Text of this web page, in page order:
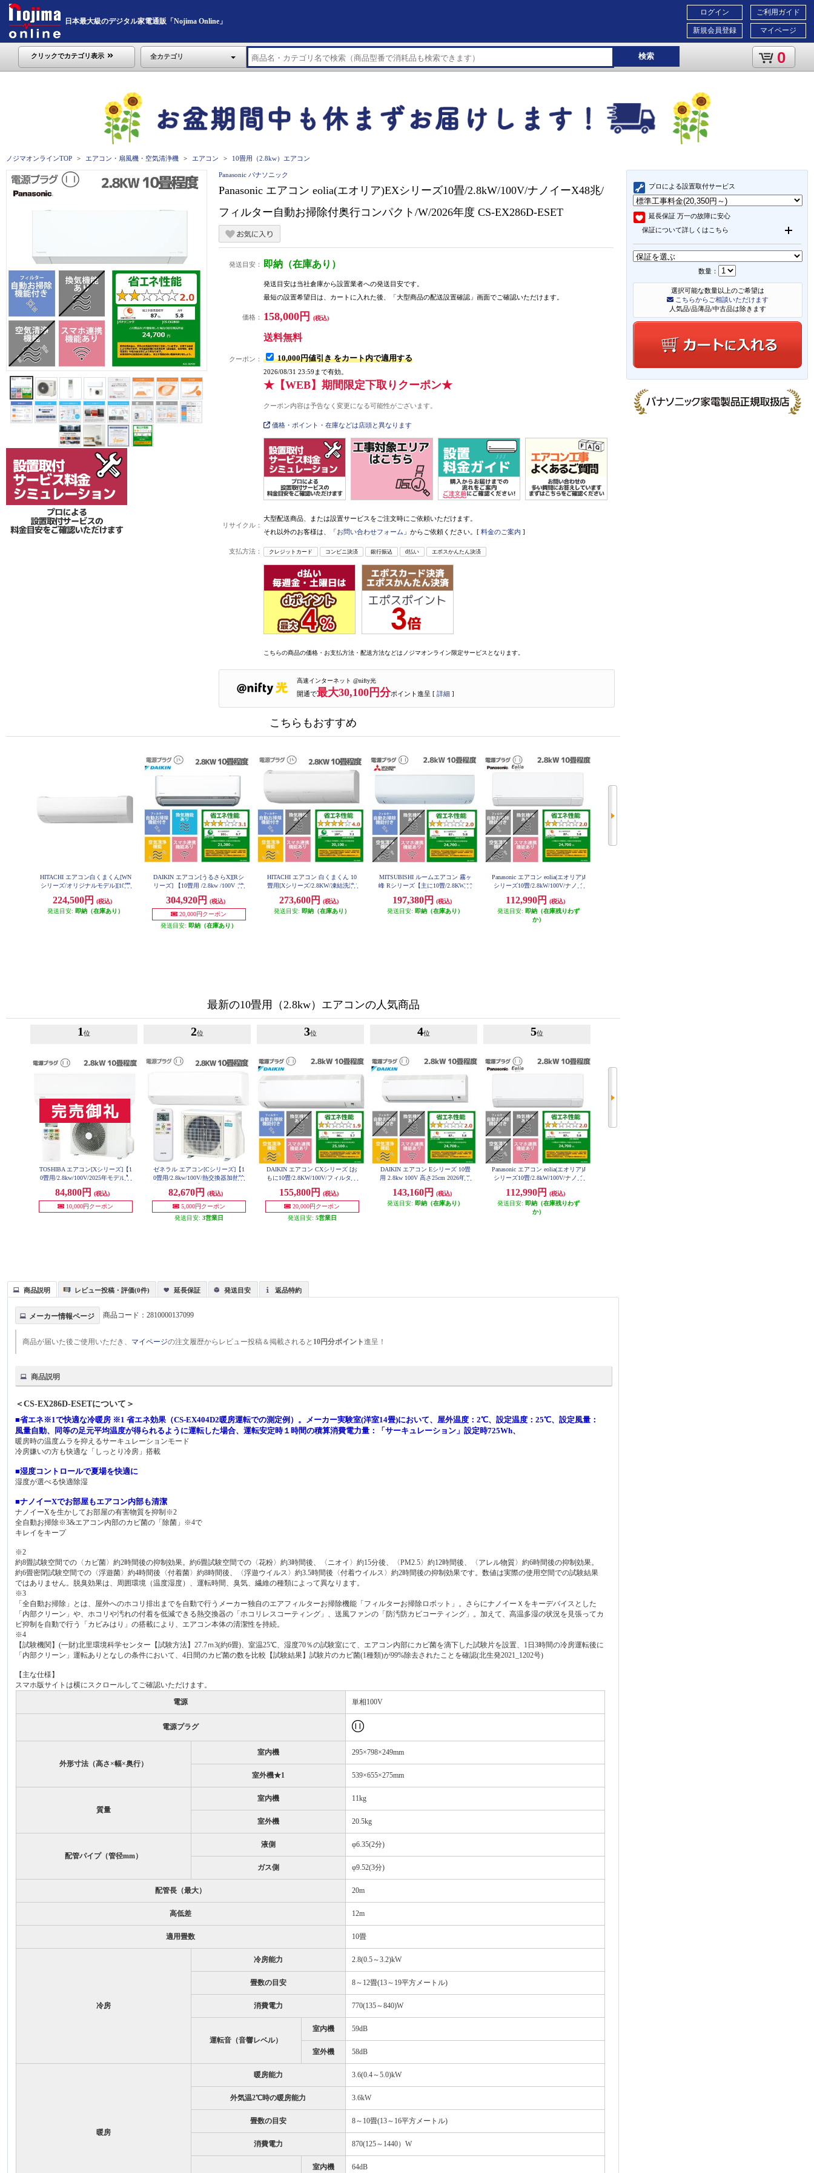
日本最大級のデジタル家電通販「Nojima Online」
ご利用ガイド
マイページ
ログイン
新規会員登録
クリックでカテゴリ表示 全カテゴリ 検索 0
ノジマオンラインTOP エアコン・扇風機・空気清浄機 エアコン 10畳用（2.8kw）エアコン
プロによる設置取付サービス
延長保証 万一の故障に安心
保証について詳しくはこちら
数量：
選択可能な数量以上のご希望は
こちらからご相談いただけます
人気品/品薄品/中古品は除きます
Panasonic パナソニック
Panasonic エアコン eolia(エオリア)EXシリーズ10畳/2.8kW/100V/ナノイーX48兆/
フィルター自動お掃除付奥行コンパクト/W/2026年度 CS-EX286D-ESET
発送目安： 即納（在庫あり）
発送目安は当社倉庫から設置業者への発送目安です。
最短の設置希望日は、カートに入れた後、「大型商品の配送設置確認」画面でご確認いただけます。
価格： 158,000円 (税込)
送料無料
クーポン： 10,000円値引きをカート内で適用する
2026/08/31 23:59まで有効。
★【WEB】期間限定下取りクーポン★
クーポン内容は予告なく変更になる可能性がございます。
価格・ポイント・在庫などは店頭と異なります
リサイクル：
大型配送商品、または設置サービスをご注文時にご依頼いただけます。
それ以外のお客様は、「お問い合わせフォーム 」からご依頼ください。[ 料金のご案内 ]
支払方法： クレジットカード コンビニ決済 銀行振込 d払い エポスかんたん決済
こちらの商品の価格・お支払方法・配送方法などはノジマオンライン限定サービスとなります。
高速インターネット @nifty光
開通で最大30,100円分ポイント進呈 [ 詳細 ]
こちらもおすすめ
HITACHI エアコン白くまくん[WN
シリーズ/オリジナルモデル][10畳
ファン自動お掃除] RAS-WN2826S-
W-ESET
224,500円
(税込)
発送目安: 即納（在庫あり）
DAIKIN エアコン[うるさらX][Rシ
リーズ] 【10畳用 /2.8kw /100V /換
2026年モデル】 AN286ARS-W-ESE
T
304,920円
(税込)
20,000円クーポン
発送目安: 即納（在庫あり）
HITACHI エアコン 白くまくん 10
畳用[Xシリーズ/2.8KW/凍結洗浄/
273,600円
(税込)
発送目安: 即納（在庫あり）
MITSUBISHI ルームエアコン 霧ヶ
峰 Rシリーズ【主に10畳/2.8KW/10
ESET
197,380円
(税込)
発送目安: 即納（在庫あり）
Panasonic エアコン eolia(エオリア)J
シリーズ10畳/2.8kW/100V/ナノイ
026年度 CS-286DJR-ESET
112,990円
(税込)
発送目安: 即納（在庫残りわず
か）
最新の10畳用（2.8kw）エアコンの人気商品
1 位
TOSHIBA エアコン[Xシリーズ]【1
0畳用/2.8kw/100V/2025年モデル】
84,800円
(税込)
10,000円クーポン
2位
ゼネラル エアコン[Cシリーズ]【1
0畳用/2.8kw/100V/熱交換器加熱除
SET
82,670円
(税込)
5,000円クーポン
発送目安: 3営業日
3位
DAIKIN エアコン CXシリーズ [お
もに10畳/2.8KW/100V/フィルター
モデル] S286ATCS-W-ESET
155,800円
(税込)
20,000円クーポン
発送目安: 5営業日
4位
DAIKIN エアコン Eシリーズ 10畳
用 2.8kw 100V 高さ25cm 2026年モ
143,160円
(税込)
発送目安: 即納（在庫あり）
5位
Panasonic エアコン eolia(エオリア)J
シリーズ10畳/2.8kW/100V/ナノイ
026年度 CS-286DJR-ESET
112,990円
(税込)
発送目安: 即納（在庫残りわず
か）
商品説明 レビュー投稿・評価(0件) 延長保証 発送目安 返品特約
メーカー情報ページ 商品コード：2810000137099
商品が届いた後ご使用いただき、 マイページの注文履歴からレビュー投稿＆掲載されると 10円分ポイント進呈！
商品説明
＜CS-EX286D-ESETについて＞
■省エネ※1で快適な冷暖房 ※1 省エネ効果（CS-EX404D2暖房運転での測定例）。メーカー実験室(洋室14畳)において、屋外温度：2℃、設定温度：25℃、設定風量：
風量自動、同等の足元平均温度が得られるように運転した場合、運転安定時１時間の積算消費電力量：「サーキュレーション」設定時725Wh、
暖房時の温度ムラを抑えるサーキュレーションモード
冷房嫌いの方も快適な「しっとり冷房」搭載
■湿度コントロールで夏場を快適に
湿度が選べる快適除湿
■ナノイーXでお部屋もエアコン内部も清潔
ナノイーXを生かしてお部屋の有害物質を抑制※2
全自動お掃除※3&エアコン内部のカビ菌の「除菌」※4で
キレイをキープ
※2
約8畳試験空間での〈カビ菌〉約2時間後の抑制効果。約6畳試験空間での〈花粉〉約3時間後、〈ニオイ〉約15分後、〈PM2.5〉約12時間後、〈アレル物質〉約6時間後の抑制効果。
約6畳密閉試験空間での〈浮遊菌〉約4時間後〈付着菌〉約8時間後、〈浮遊ウイルス〉約3.5時間後〈付着ウイルス〉約2時間後の抑制効果です。数値は実際の使用空間での試験結果
ではありません。脱臭効果は、周囲環境（温度湿度）、運転時間、臭気、繊維の種類によって異なります。
※3
「全自動お掃除」とは、屋外へのホコリ排出までを自動で行うメーカー独自のエアフィルターお掃除機能「フィルターお掃除ロボット」。さらにナノイーＸをキーデバイスとした
「内部クリーン」や、ホコリや汚れの付着を低減できる熱交換器の「ホコリレスコーティング」、送風ファンの「防汚防カビコーティング」。加えて、高温多湿の状況を見張ってカ
ビ抑制を自動で行う「カビみはり」の搭載により、エアコン本体の清潔性を持続。
※4
【試験機関】(一財)北里環境科学センター【試験方法】27.7ｍ3(約6畳)、室温25℃、湿度70％の試験室にて、エアコン内部にカビ菌を滴下した試験片を設置、1日3時間の冷房運転後に
「内部クリーン」運転ありとなしの条件において、4日間のカビ菌の数を比較【試験結果】試験片のカビ菌(1種類)が99%除去されたことを確認(北生発2021_1202号)
【主な仕様】
スマホ版サイトは横にスクロールしてご確認いただけます。
電源
単相100V
電源プラグ
外形寸法（高さ×幅×奥行）
室内機 295×798×249mm
室外機★1 539×655×275mm
質量
室内機 11kg
室外機 20.5kg
配管パイプ（管径mm）
液側 φ6.35(2分)
ガス側 φ9.52(3分)
配管長（最大） 20m
高低差 12m
適用畳数 10畳
冷房
冷房能力 2.8(0.5～3.2)kW
畳数の目安 8～12畳(13～19平方メートル)
消費電力 770(135～840)W
運転音（音響レベル）
室内機 59dB
室外機 58dB
暖房
暖房能力 3.6(0.4～5.0)kW
外気温2℃時の暖房能力 3.6kW
畳数の目安 8～10畳(13～16平方メートル)
消費電力 870(125～1440）W
室内機 64dB